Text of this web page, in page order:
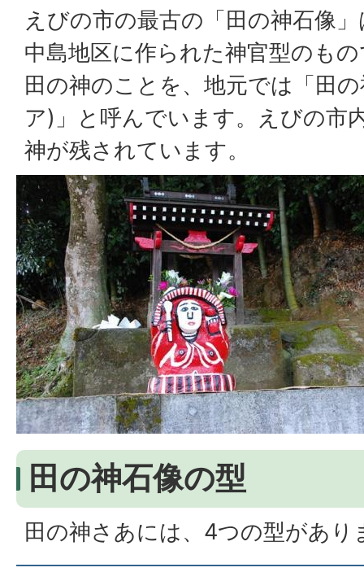
えびの市の最古の「田の神石像
中島地区に作られた神官型のも
田の神のことを、地元では「田
ア)」と呼んでいます。えびの市
神が残されています。
田の神石像の型
田の神さあには、4つの型があり